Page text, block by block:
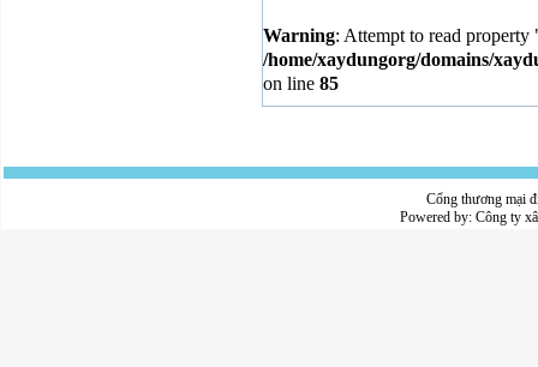
Warning: Attempt to read
/home/xaydungorg/domains/
on line 85
Cổng thương mại
Powered by: Công ty